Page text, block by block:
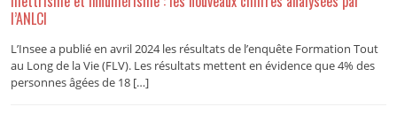
l’ANLCI
L’Insee a publié en avril 2024 les résultats de l’enquête Formation Tout
au Long de la Vie (FLV). Les résultats mettent en évidence que 4% des
personnes âgées de 18 […]